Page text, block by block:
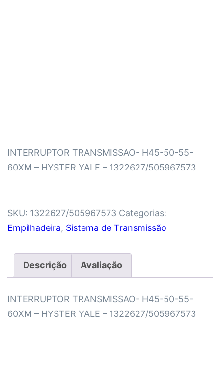
INTERRUPTOR TRANSMISSAO- H45-50-55-
60XM – HYSTER YALE – 1322627/505967573
SKU: 1322627/505967573 Categorias:
Empilhadeira, Sistema de Transmissão
Descrição Avaliação
INTERRUPTOR TRANSMISSAO- H45-50-55-
60XM – HYSTER YALE – 1322627/505967573